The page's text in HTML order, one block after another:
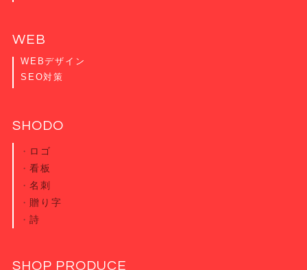
WEB
WEBデザイン
SEO対策
SHODO
ロゴ
看板
名刺
贈り字
詩
SHOP PRODUCE